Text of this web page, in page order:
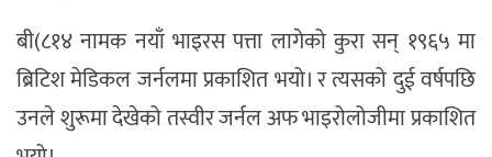
बी(८१४ नामक नयाँ भाइरस पत्ता लागेको कुरा सन् १९६५ मा
ब्रिटिश मेडिकल जर्नलमा प्रकाशित भयो। र त्यसको दुई वर्षपछि
उनले शुरूमा देखेको तस्वीर जर्नल अफ भाइरोलोजीमा प्रकाशित